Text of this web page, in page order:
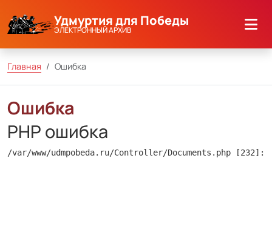
Удмуртия для Победы
ЭЛЕКТРОННЫЙ АРХИВ
Главная Ошибка
Ошибка
PHP ошибка
/var/www/udmpobeda.ru/Controller/Documents.php